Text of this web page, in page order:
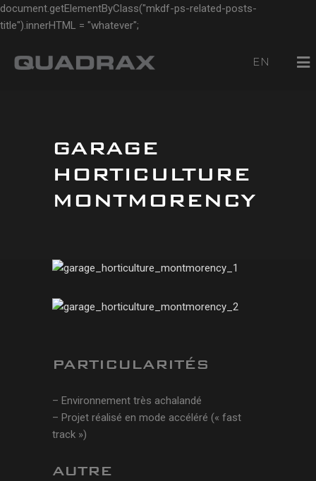
document.getElementByClass("mkdf-ps-related-posts-
title").innerHTML = "whatever";
EN
GARAGE
HORTICULTURE
MONTMORENCY
PARTICULARITÉS
– Environnement très achalandé
– Projet réalisé en mode accéléré (« fast
track »)
AUTRE